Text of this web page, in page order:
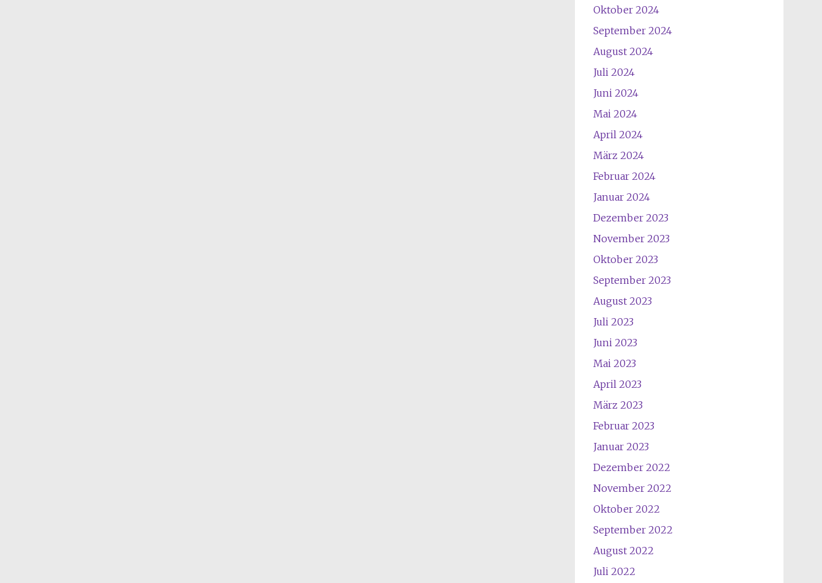
Oktober 2024
September 2024
August 2024
Juli 2024
Juni 2024
Mai 2024
April 2024
März 2024
Februar 2024
Januar 2024
Dezember 2023
November 2023
Oktober 2023
September 2023
August 2023
Juli 2023
Juni 2023
Mai 2023
April 2023
März 2023
Februar 2023
Januar 2023
Dezember 2022
November 2022
Oktober 2022
September 2022
August 2022
Juli 2022